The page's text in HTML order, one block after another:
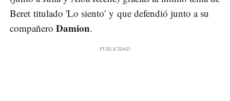
Beret titulado 'Lo siento' y que defendió junto a su
compañero Damion.